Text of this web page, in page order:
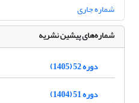
شماره جاری
شماره‌های پیشین نشریه
دوره 52 (1405)
دوره 51 (1404)